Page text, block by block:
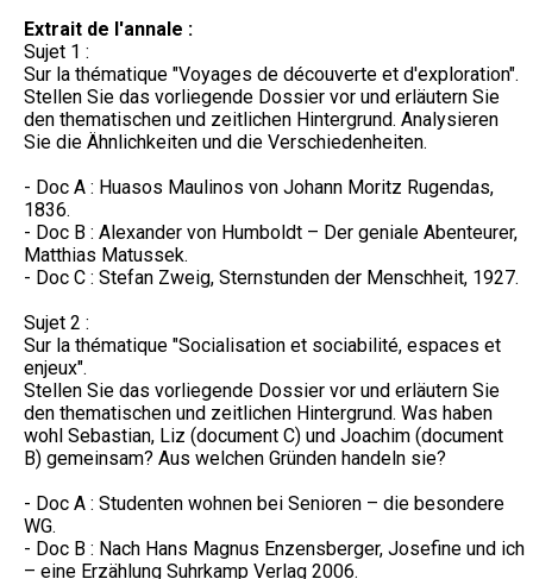
Extrait de l'annale :
Sujet 1 :
Sur la thématique "Voyages de découverte et d'exploration".
Stellen Sie das vorliegende Dossier vor und erläutern Sie
den thematischen und zeitlichen Hintergrund. Analysieren
Sie die Ähnlichkeiten und die Verschiedenheiten.
- Doc A : Huasos Maulinos von Johann Moritz Rugendas,
1836.
- Doc B : Alexander von Humboldt – Der geniale Abenteurer,
Matthias Matussek.
- Doc C : Stefan Zweig, Sternstunden der Menschheit, 1927.
Sujet 2 :
Sur la thématique "Socialisation et sociabilité, espaces et
enjeux".
Stellen Sie das vorliegende Dossier vor und erläutern Sie
den thematischen und zeitlichen Hintergrund. Was haben
wohl Sebastian, Liz (document C) und Joachim (document
B) gemeinsam? Aus welchen Gründen handeln sie?
- Doc A : Studenten wohnen bei Senioren – die besondere
WG.
- Doc B : Nach Hans Magnus Enzensberger, Josefine und ich
– eine Erzählung Suhrkamp Verlag 2006.